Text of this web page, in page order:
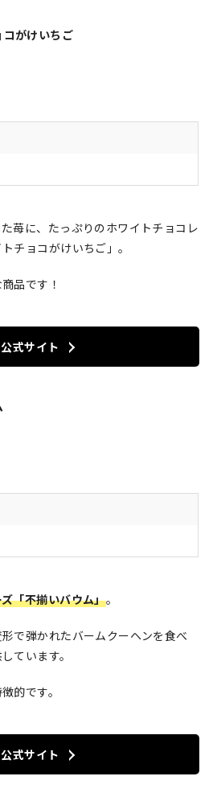
がけいちご
苺に、たっぷりのホワイトチョコレ
チョコがけいちご」。
品です！
公式サイト
「不揃いバウム」。
で弾かれたバームクーヘンを食べ
ています。
的です。
公式サイト